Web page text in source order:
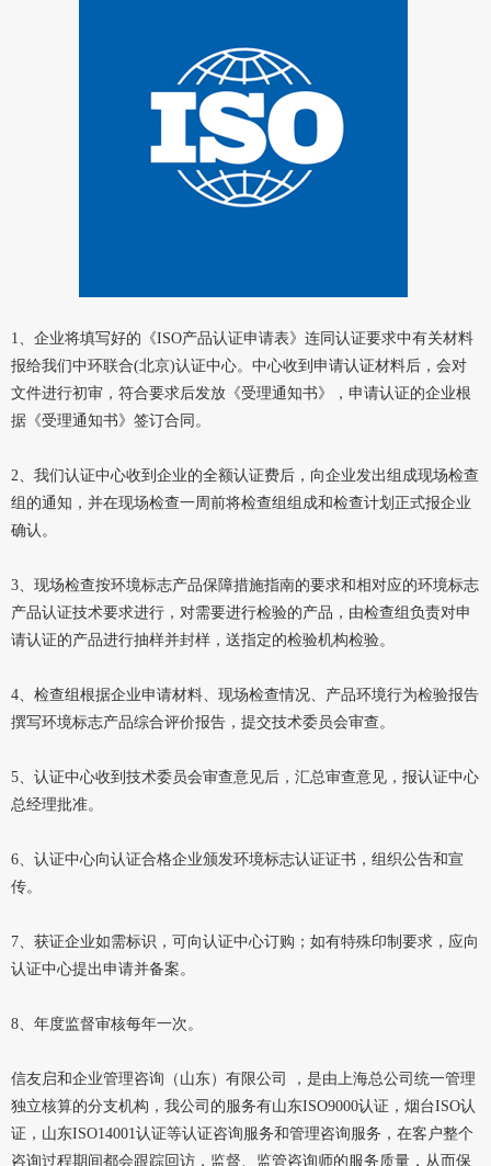
1、企业将填写好的《ISO产品认证申请表》连同认证要求中有关材料
报给我们中环联合(北京)认证中心。中心收到申请认证材料后，会对
文件进行初审，符合要求后发放《受理通知书》，申请认证的企业根
据《受理通知书》签订合同。
2、我们认证中心收到企业的全额认证费后，向企业发出组成现场检查
组的通知，并在现场检查一周前将检查组组成和检查计划正式报企业
确认。
3、现场检查按环境标志产品保障措施指南的要求和相对应的环境标志
产品认证技术要求进行，对需要进行检验的产品，由检查组负责对申
请认证的产品进行抽样并封样，送指定的检验机构检验。
4、检查组根据企业申请材料、现场检查情况、产品环境行为检验报告
撰写环境标志产品综合评价报告，提交技术委员会审查。
5、认证中心收到技术委员会审查意见后，汇总审查意见，报认证中心
总经理批准。
6、认证中心向认证合格企业颁发环境标志认证证书，组织公告和宣
传。
7、获证企业如需标识，可向认证中心订购；如有特殊印制要求，应向
认证中心提出申请并备案。
8、年度监督审核每年一次。
信友启和企业管理咨询（山东）有限公司 ，是由上海总公司统一管理
独立核算的分支机构，我公司的服务有山东ISO9000认证，烟台ISO认
证，山东ISO14001认证等认证咨询服务和管理咨询服务，在客户整个
咨询过程期间都会跟踪回访，监督、监管咨询师的服务质量，从而保